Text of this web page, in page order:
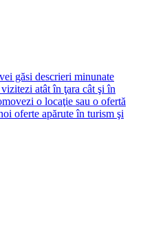
găsi descrieri minunate
atât în ţara cât şi în
o locaţie sau o ofertă
oferte apărute în turism şi